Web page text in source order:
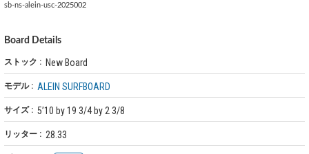
sb-ns-alein-usc-2025002
Board Details
ストック : New Board
モデル : ALEIN SURFBOARD
サイズ : 5’10 by 19 3/4 by 2 3/8
リッター : 28.33